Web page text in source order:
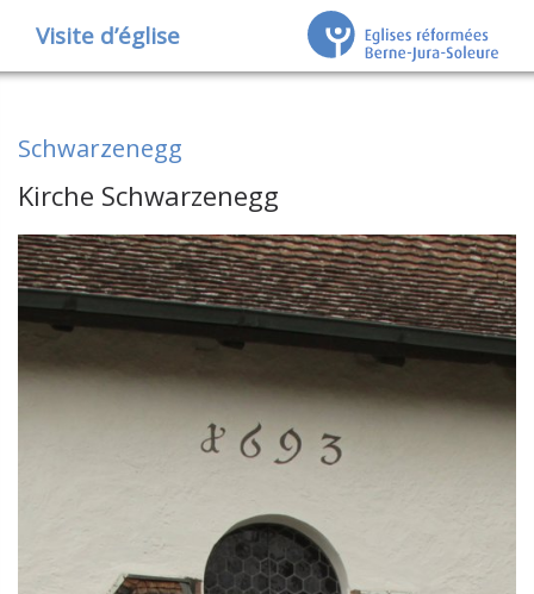
Visite d’église
Schwarzenegg
Kirche Schwarzenegg